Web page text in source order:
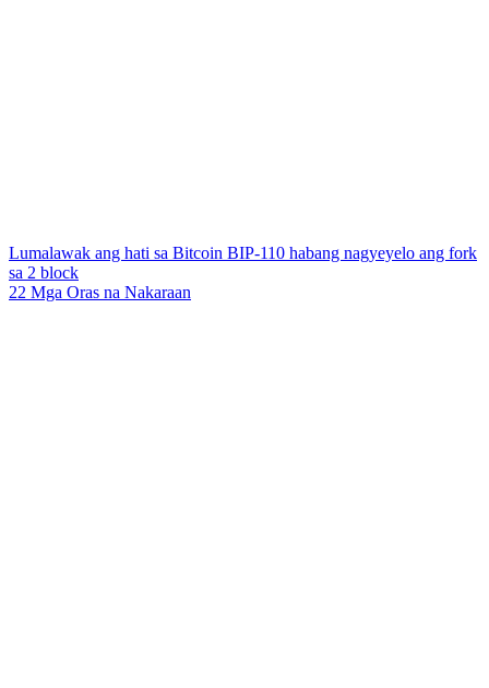
Lumalawak ang hati sa Bitcoin BIP-110 habang nagyeyelo ang fork
sa 2 block
22 Mga Oras na Nakaraan